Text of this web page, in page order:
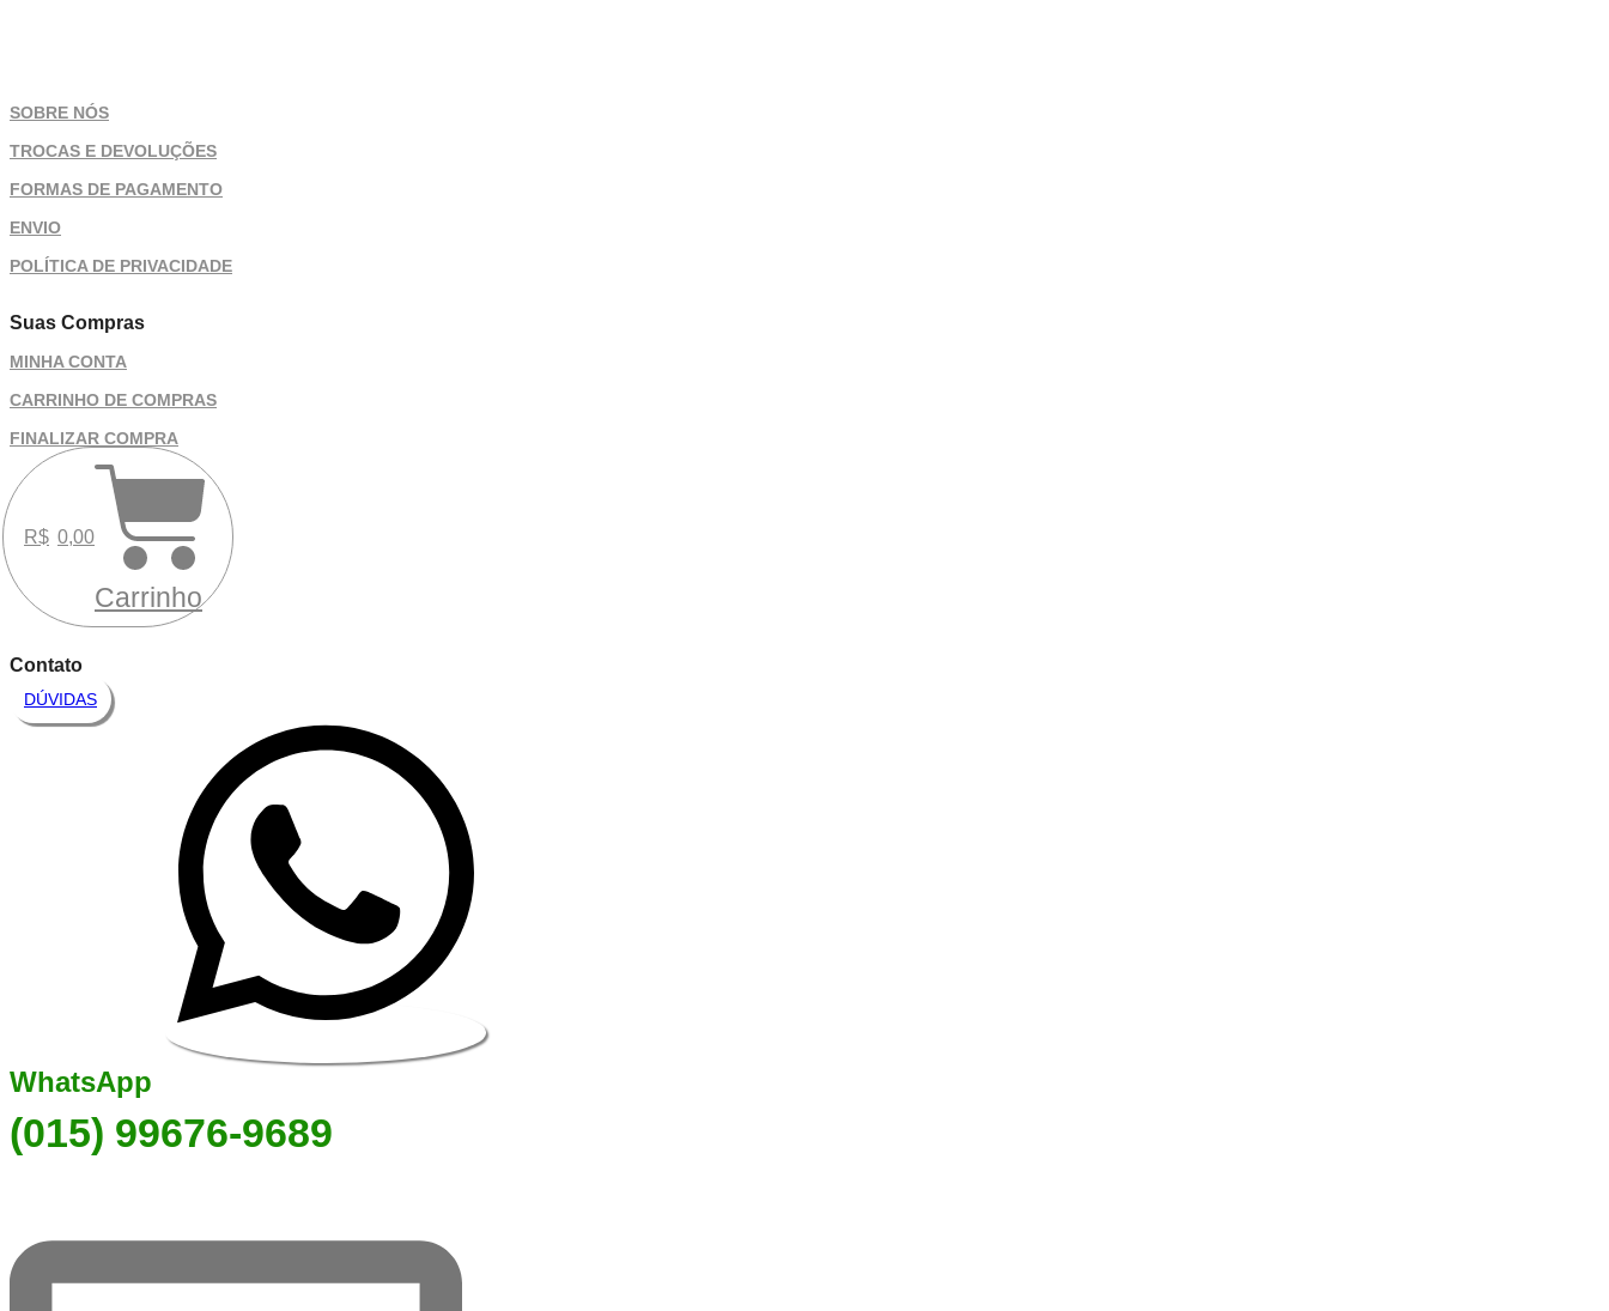
SOBRE NÓS
TROCAS E DEVOLUÇÕES
FORMAS DE PAGAMENTO
ENVIO
POLÍTICA DE PRIVACIDADE
Suas Compras
MINHA CONTA
CARRINHO DE COMPRAS
FINALIZAR COMPRA
R$ 0,00
Carrinho
Contato
DÚVIDAS
WhatsApp
(015) 99676-9689